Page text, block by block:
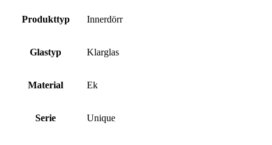
Produkttyp Innerdörr
Glastyp Klarglas
Material Ek
Serie Unique